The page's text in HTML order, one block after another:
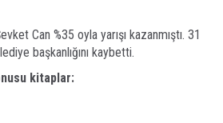
Can %35 oyla yarışı kazanmıştı. 31
başkanlığını kaybetti.
kitaplar: